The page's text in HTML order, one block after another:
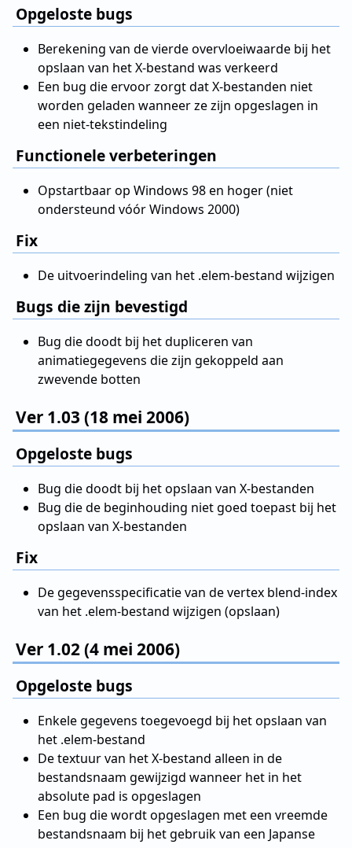
Opgeloste bugs
Berekening van de vierde overvloeiwaarde bij het
opslaan van het X-bestand was verkeerd
Een bug die ervoor zorgt dat X-bestanden niet
worden geladen wanneer ze zijn opgeslagen in
een niet-tekstindeling
Functionele verbeteringen
Opstartbaar op Windows 98 en hoger (niet
ondersteund vóór Windows 2000)
Fix
De uitvoerindeling van het .elem-bestand wijzigen
Bugs die zijn bevestigd
Bug die doodt bij het dupliceren van
animatiegegevens die zijn gekoppeld aan
zwevende botten
Ver 1.03 (18 mei 2006)
Opgeloste bugs
Bug die doodt bij het opslaan van X-bestanden
Bug die de beginhouding niet goed toepast bij het
opslaan van X-bestanden
Fix
De gegevensspecificatie van de vertex blend-index
van het .elem-bestand wijzigen (opslaan)
Ver 1.02 (4 mei 2006)
Opgeloste bugs
Enkele gegevens toegevoegd bij het opslaan van
het .elem-bestand
De textuur van het X-bestand alleen in de
bestandsnaam gewijzigd wanneer het in het
absolute pad is opgeslagen
Een bug die wordt opgeslagen met een vreemde
bestandsnaam bij het gebruik van een Japanse